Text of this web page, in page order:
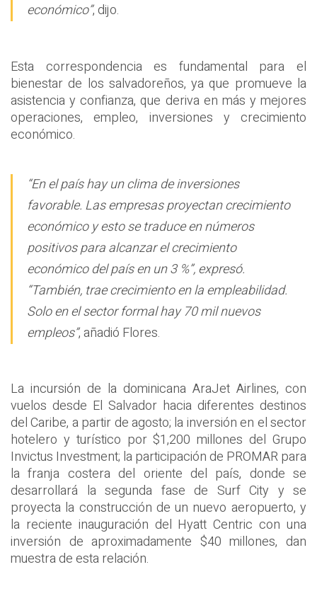
económico”, dijo.
Esta correspondencia es fundamental para el
bienestar de los salvadoreños, ya que promueve la
asistencia y confianza, que deriva en más y mejores
operaciones, empleo, inversiones y crecimiento
económico.
“En el país hay un clima de inversiones
favorable. Las empresas proyectan crecimiento
económico y esto se traduce en números
positivos para alcanzar el crecimiento
económico del país en un 3 %”, expresó.
“También, trae crecimiento en la empleabilidad.
Solo en el sector formal hay 70 mil nuevos
empleos”, añadió Flores.
La incursión de la dominicana AraJet Airlines, con
vuelos desde El Salvador hacia diferentes destinos
del Caribe, a partir de agosto; la inversión en el sector
hotelero y turístico por $1,200 millones del Grupo
Invictus Investment; la participación de PROMAR para
la franja costera del oriente del país, donde se
desarrollará la segunda fase de Surf City y se
proyecta la construcción de un nuevo aeropuerto, y
la reciente inauguración del Hyatt Centric con una
inversión de aproximadamente $40 millones, dan
muestra de esta relación.